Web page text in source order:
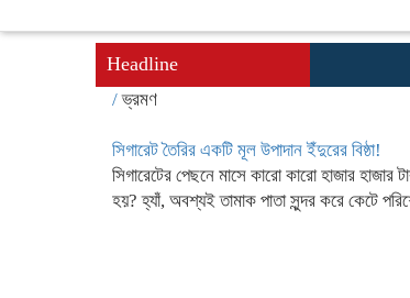
Headline
/ভ্রমণ
সিগারেট তৈরির একটি মূল উপাদান ইঁদুরের বিষ্ঠা!
সিগারেটের পেছনে মাসে কারো কারো হাজার
হয়? হ্যাঁ, অবশ্যই তামাক পাতা সুন্দর করে কেটে